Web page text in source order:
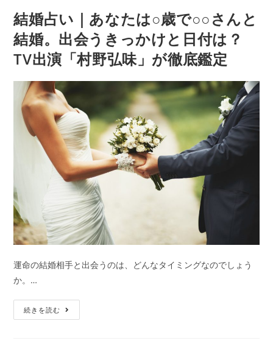
会
い
の
前
兆、
時
期・
相
手
の
特
徴
ま
で
鑑
定
公
開
日:
カ
テ
ゴ
リ
ー:
結婚占い｜あなたは○歳で○○さんと
結婚。出会うきっかけと日付は？
TV出演「村野弘味」が徹底鑑定
運命の結婚相手と出会うのは、どんなタイミングなのでしょう
か。…
続きを読む
婚